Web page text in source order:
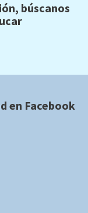
búscanos
en Facebook